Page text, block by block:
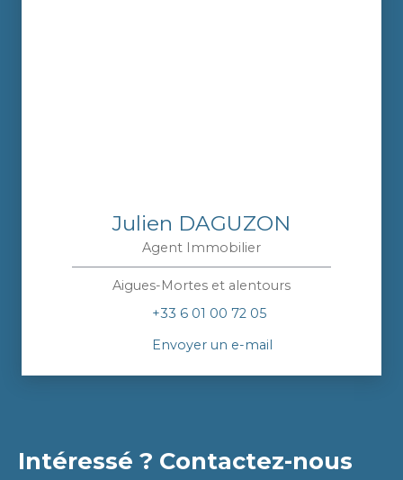
Julien DAGUZON
Agent Immobilier
Aigues-Mortes et alentours
+33 6 01 00 72 05
Envoyer un e-mail
Intéressé ? Contactez-nous